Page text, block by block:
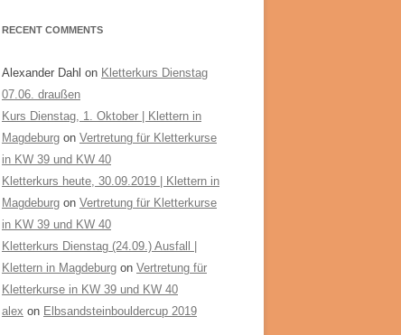
RECENT COMMENTS
Alexander Dahl on Kletterkurs Dienstag
07.06. draußen
Kurs Dienstag, 1. Oktober | Klettern in
Magdeburg on Vertretung für Kletterkurse
in KW 39 und KW 40
Kletterkurs heute, 30.09.2019 | Klettern in
Magdeburg on Vertretung für Kletterkurse
in KW 39 und KW 40
Kletterkurs Dienstag (24.09.) Ausfall |
Klettern in Magdeburg on Vertretung für
Kletterkurse in KW 39 und KW 40
alex on Elbsandsteinbouldercup 2019